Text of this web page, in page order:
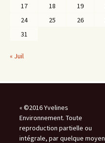
17
18 19
24
25 26
31
« Juil
« ©2016 Yvelines
Environnement. Toute
reproduction partielle ou
intégrale, par quelque moyen